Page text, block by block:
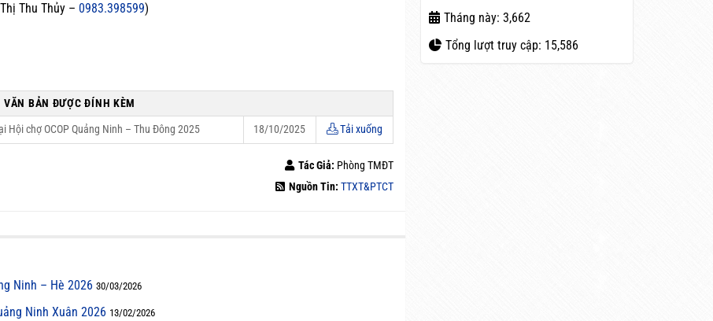
Thu Thủy – 0983.398599)
VĂN BẢN ĐƯỢC ĐÍNH KÈM
Hội chợ OCOP Quảng Ninh – Thu Đông 2025 18/10/2025 Tải xuống
Tác Giả: Phòng TMĐT
Nguồn Tin: TTXT&PTCT
Ninh – Hè 2026 30/03/2026
Ninh Xuân 2026 13/02/2026
Tháng này: 3,662
Tổng lượt truy cập: 15,586